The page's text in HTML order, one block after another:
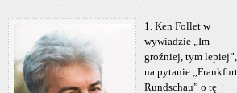
1. Ken Follet w
wywiadzie „Im
groźniej, tym lepiej”,
na pytanie
Rundschau” o tę